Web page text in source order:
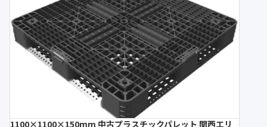
1100×1100×150mm 中古プラスチックパレット 関西エリ